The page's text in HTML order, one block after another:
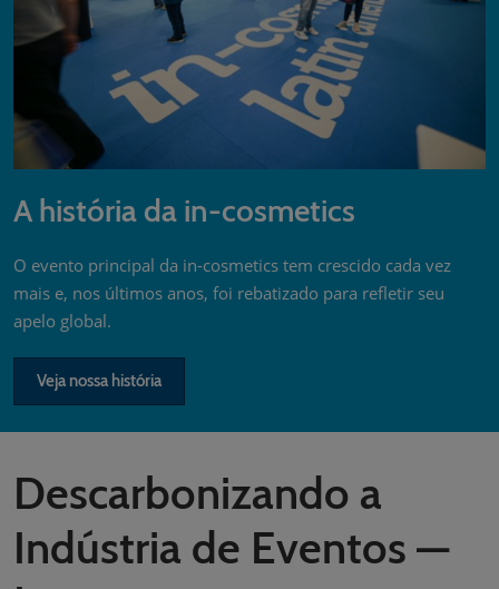
A história da in-cosmetics
O evento principal da in-cosmetics tem crescido cada vez
mais e, nos últimos anos, foi rebatizado para refletir seu
apelo global.
Veja nossa história
Descarbonizando a
Indústria de Eventos —